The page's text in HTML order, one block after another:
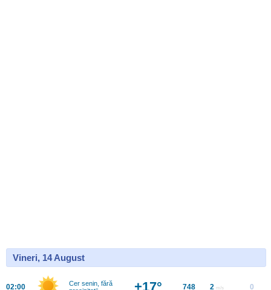
Vineri, 14 August
02:00
Cer senin, fără
+17° 748 2 m/s 0